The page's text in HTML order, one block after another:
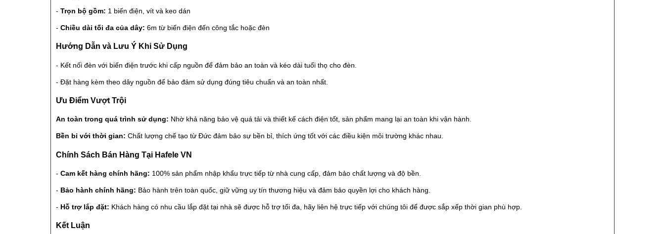
- Trọn bộ gồm: 1 biến điện, vít và keo dán
- Chiều dài tối đa của dây: 6m từ biến điện đến công tắc hoặc đèn
Hướng Dẫn và Lưu Ý Khi Sử Dụng
- Kết nối đèn với biến điện trước khi cấp nguồn để đảm bảo an toàn và kéo dài tuổi thọ cho đèn.
- Đặt hàng kèm theo dây nguồn để bảo đảm sử dụng đúng tiêu chuẩn và an toàn nhất.
Ưu Điểm Vượt Trội
An toàn trong quá trình sử dụng: Nhờ khả năng bảo vệ quá tải và thiết kế cách điện tốt, sản phẩm mang lại an toàn khi vận hành.
Bền bỉ với thời gian: Chất lượng chế tạo từ Đức đảm bảo sự bền bỉ, thích ứng tốt với các điều kiện môi trường khác nhau.
Chính Sách Bán Hàng Tại Hafele VN
- Cam kết hàng chính hãng: 100% sản phẩm nhập khẩu trực tiếp từ nhà cung cấp, đảm bảo chất lượng và độ bền.
- Bảo hành chính hãng: Bảo hành trên toàn quốc, giữ vững uy tín thương hiệu và đảm bảo quyền lợi cho khách hàng.
- Hỗ trợ lắp đặt: Khách hàng có nhu cầu lắp đặt tại nhà sẽ được hỗ trợ tối đa, hãy liên hệ trực tiếp với chúng tôi để được sắp xếp thời gian phù hợp.
Kết Luận